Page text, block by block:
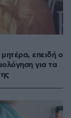
επειδή ο
για τα